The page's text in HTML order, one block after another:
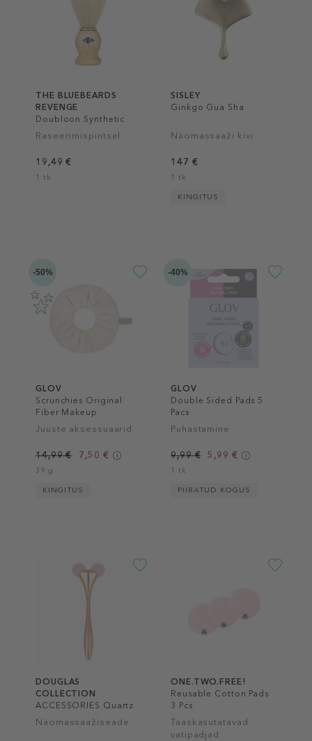
THE BLUEBEARDS
REVENGE
Doubloon Synthetic
Brush
Raseerimispintsel
19,49 €
1 tk
SISLEY
Ginkgo Gua Sha
Näomassaaži kivi
147 €
1 tk
KINGITUS
-50%
GLOV
Scrunchies Original
Fiber Makeup
Removing
Juuste aksessuaarid
14,99 € 7,50 €
39 g
KINGITUS
-40%
GLOV
Double Sided Pads 5
Pacs
Puhastamine
9,99 € 5,99 €
1 tk
PIIRATUD KOGUS
DOUGLAS
COLLECTION
ACCESSORIES Quartz
Twin Face Roller
Näomassaažiseade
ONE.TWO.FREE!
Reusable Cotton Pads
3 Pcs
Taaskasutatavad
vatipadjad